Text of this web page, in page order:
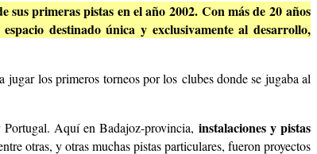
primeras pistas en el año 2002. Con más de 20 años
destinado única y exclusivamente al desarrollo,
jugar los primeros torneos por los clubes donde se jugaba al
Aquí en Badajoz-provincia, instalaciones y pistas
otras, y otras muchas pistas particulares, fueron proyectos